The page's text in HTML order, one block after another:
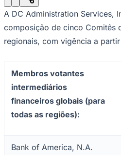
A DC Administration Services,
composição de cinco Comitês
regionais, com vigência a
Membros votantes
intermediários
financeiros globais (para
todas as regiões):
Bank of America, N.A.